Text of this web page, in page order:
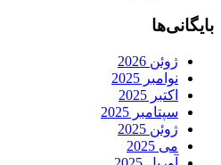
بایگانی‌ها
ژوئن 2026
نوامبر 2025
اکتبر 2025
سپتامبر 2025
ژوئن 2025
می 2025